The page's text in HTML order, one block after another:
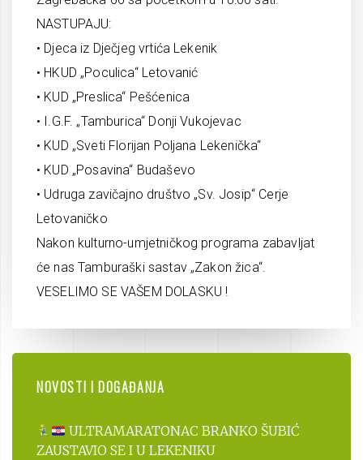
NASTUPAJU:
• Djeca iz Dječjeg vrtića Lekenik
• HKUD „Poculica“ Letovanić
• KUD „Preslica“ Pešćenica
• I.G.F. „Tamburica“ Donji Vukojevac
• KUD „Sveti Florijan Poljana Lekenička“
• KUD „Posavina“ Budaševo
• Udruga zavičajno društvo „Sv. Josip“ Cerje
Letovaničko
Nakon kulturno-umjetničkog programa zabavljat
će nas Tamburaški sastav „Zakon žica“.
VESELIMO SE VAŠEM DOLASKU !
NOVOSTI I DOGAĐANJA
ULTRAMARATONAC BRANKO ŠUBIĆ
ZAUSTAVIO SE I U LEKENIKU